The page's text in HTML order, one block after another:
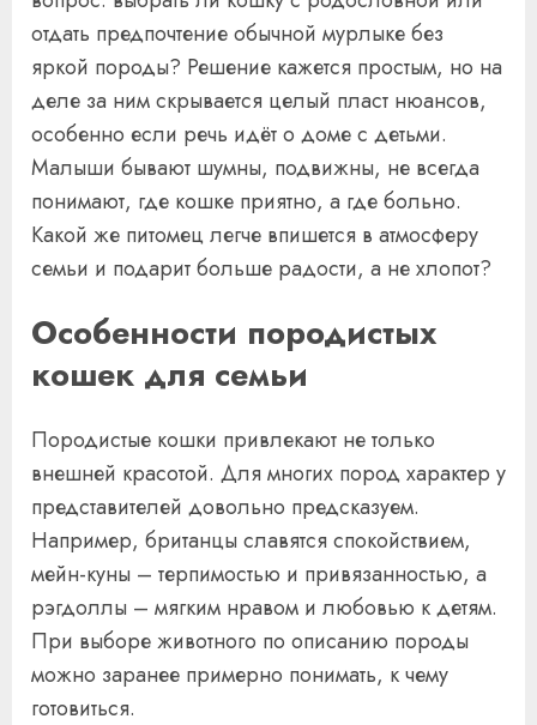
отдать предпочтение обычной мурлыке без
яркой породы? Решение кажется простым, но на
деле за ним скрывается целый пласт нюансов,
особенно если речь идёт о доме с детьми.
Малыши бывают шумны, подвижны, не всегда
понимают, где кошке приятно, а где больно.
Какой же питомец легче впишется в атмосферу
семьи и подарит больше радости, а не хлопот?
Особенности породистых
кошек для семьи
Породистые кошки привлекают не только
внешней красотой. Для многих пород характер у
представителей довольно предсказуем.
Например, британцы славятся спокойствием,
мейн-куны – терпимостью и привязанностью, а
рэгдоллы – мягким нравом и любовью к детям.
При выборе животного по описанию породы
можно заранее примерно понимать, к чему
готовиться.